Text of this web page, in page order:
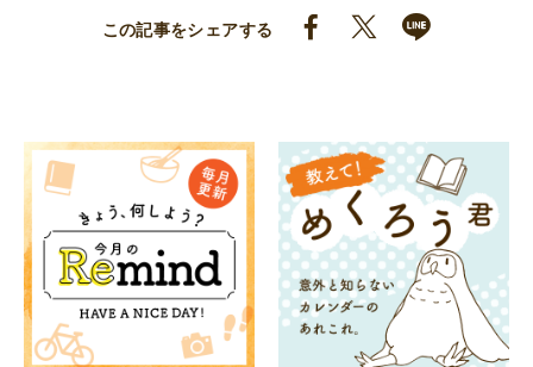
この記事をシェアする